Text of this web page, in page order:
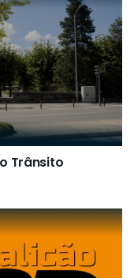
Trânsito